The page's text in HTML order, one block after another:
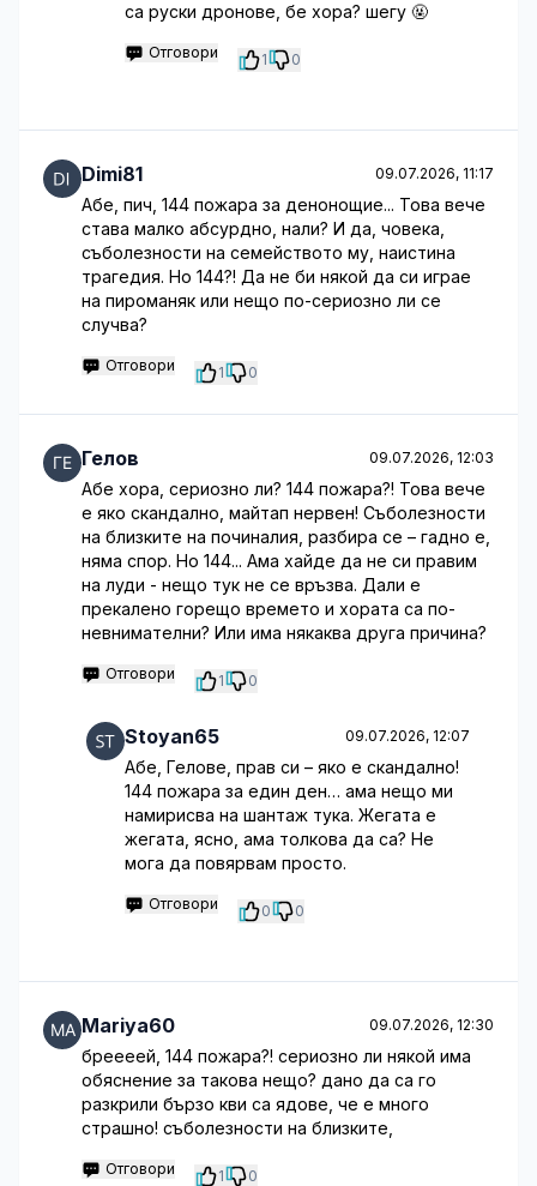
са руски дронове, бе хора? шегу 🤬
Отговори 1 0
Dimi81 09.07.2026, 11:17
Абе, пич, 144 пожара за денонощие... Това вече
става малко абсурдно, нали? И да, човека,
съболезности на семейството му, наистина
трагедия. Но 144?! Да не би някой да си играе
на пироманяк или нещо по-сериозно ли се
случва?
Отговори 1 0
Гелов 09.07.2026, 12:03
Абе хора, сериозно ли? 144 пожара?! Това вече
е яко скандално, майтап нервен! Съболезности
на близките на починалия, разбира се – гадно е,
няма спор. Но 144... Ама хайде да не си правим
на луди - нещо тук не се връзва. Дали е
прекалено горещо времето и хората са по-
невнимателни? Или има някаква друга причина?
Отговори 1 0
Stoyan65 09.07.2026, 12:07
Абе, Гелове, прав си – яко е скандално!
144 пожара за един ден… ама нещо ми
намирисва на шантаж тука. Жегата е
жегата, ясно, ама толкова да са? Не
мога да повярвам просто.
Отговори 0 0
Mariya60 09.07.2026, 12:30
бреееей, 144 пожара?! сериозно ли някой има
обяснение за такова нещо? дано да са го
разкрили бързо кви са ядове, че е много
страшно! съболезности на близките,
Отговори 1 0